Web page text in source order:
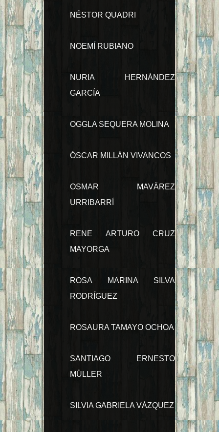
NÉSTOR QUADRI
NOEMÍ RUBIANO
NURIA HERNÁNDEZ
GARCÍA
OGGLA SEQUERA MOLINA
ÓSCAR MILLÁN VIVANCOS
OSMAR MAVÄREZ
URRIBARRÍ
RENE ARTURO CRUZ
MAYORGA
ROSA MARINA SILVA
RODRÍGUEZ
ROSAURA TAMAYO OCHOA
SANTIAGO ERNESTO
MÜLLER
SILVIA GABRIELA VÁZQUEZ